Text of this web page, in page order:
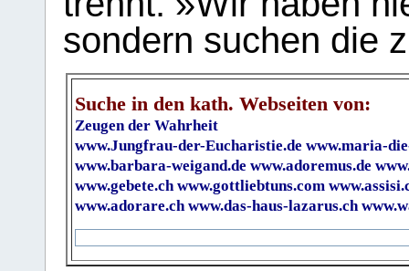
sondern suchen die
Suche in den kath. Webseiten von:
Zeugen der Wahrheit
www.Jungfrau-der-Eucharistie.de www.maria-
www.barbara-weigand.de www.adoremus.de
www.gebete.ch www.gottliebtuns.com
www.adorare.ch www.das-haus-lazarus.ch